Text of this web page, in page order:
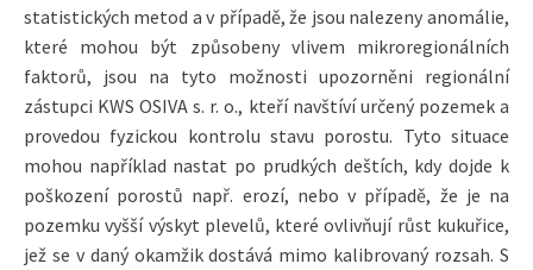
statistických metod a v případě, že jsou nalezeny anomálie,
které mohou být způsobeny vlivem mikroregionálních
faktorů, jsou na tyto možnosti upozorněni regionální
zástupci KWS OSIVA s. r. o., kteří navštíví určený pozemek a
provedou fyzickou kontrolu stavu porostu. Tyto situace
mohou například nastat po prudkých deštích, kdy dojde k
poškození porostů např. erozí, nebo v případě, že je na
pozemku vyšší výskyt plevelů, které ovlivňují růst kukuřice,
jež se v daný okamžik dostává mimo kalibrovaný rozsah. S